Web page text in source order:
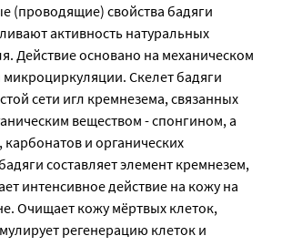
(проводящие) свойства бадяги
активность натуральных
Действие основано на механическом
Скелет бадяги
сети игл кремнезема, связанных
веществом - спонгином, а
и органических
составляет элемент кремнезем,
интенсивное действие на кожу на
Очищает кожу мёртвых клеток,
регенерацию клеток и